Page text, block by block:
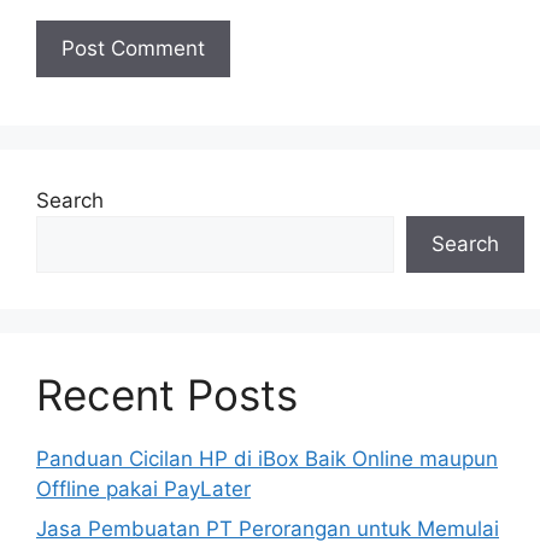
Search
Search
Recent Posts
Panduan Cicilan HP di iBox Baik Online maupun
Offline pakai PayLater
Jasa Pembuatan PT Perorangan untuk Memulai